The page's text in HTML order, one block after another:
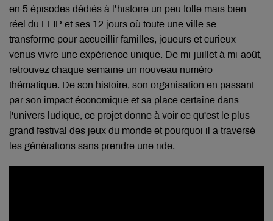
en 5 épisodes dédiés à l’histoire un peu folle mais bien
réel du FLIP et ses 12 jours où toute une ville se
transforme pour accueillir familles, joueurs et curieux
venus vivre une expérience unique. De mi-juillet à mi-août,
retrouvez chaque semaine un nouveau numéro
thématique. De son histoire, son organisation en passant
par son impact économique et sa place certaine dans
l'univers ludique, ce projet donne à voir ce qu'est le plus
grand festival des jeux du monde et pourquoi il a traversé
les générations sans prendre une ride.